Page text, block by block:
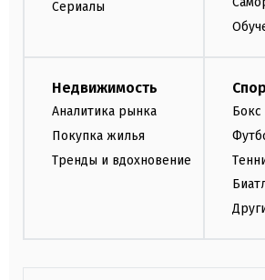
Сериалы
Недвижимость
Аналитика рынка
Покупка жилья
Тренды и вдохновение
Бокс